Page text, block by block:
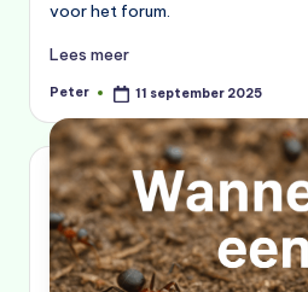
voor het forum.
Lees meer
Geplaatst
Peter 11 september 2025